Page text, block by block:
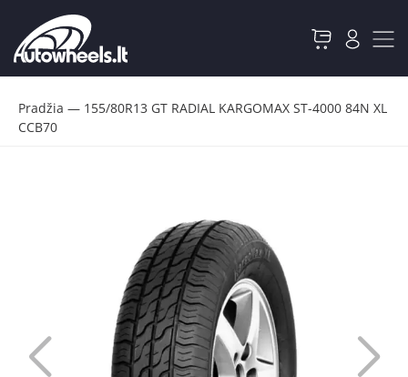
Pradžia — 155/80R13 GT RADIAL KARGOMAX ST-4000 84N XL
CCB70